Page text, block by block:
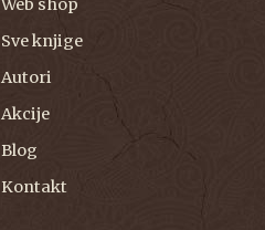
Web shop
Sve knjige
Autori
Akcije
Blog
Kontakt